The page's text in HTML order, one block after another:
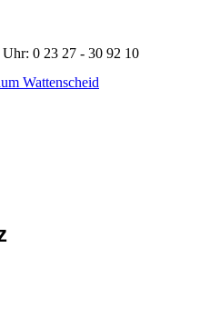
0 23 27 - 30 92 10